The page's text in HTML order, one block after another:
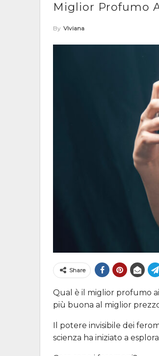
Miglior Profumo
By Viviana
Share
Qual è il miglior profumo
più buona al miglior
Il potere invisibile dei
scienza ha iniziato a